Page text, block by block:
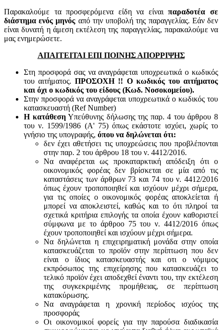
Παρακαλούμε τα προσφερόμενα είδη να είναιπαραδοτέα σε
διάστημα ενός μηνός από την υποβολή της παραγγελίας. Εάν δεν
είναι δυνατή η άμεση εκτέλεση της παραγγελίας, παρακαλούμε να
μας ενημερώσετε.
ΑΠΑΙΤΕΙΤΑΙ ΕΠΙ ΠΟΙΝΗΣ ΑΠΟΡΡΙΨΗΣ
Στη προσφορά σας να αναγράφεται υποχρεωτικά ο κωδικός
του αιτήματος.ΠΡΟΣΟΧΗ !! Ο κωδικός του αιτήματος
και όχι ο κωδικός του είδους (Κωδ. Νοσοκομείου).
Στην προσφορά να αναγράφεται υποχρεωτικά ο κωδικός του
κατασκευαστή (Ref Number)
Η κατάθεσηΥπεύθυνης δήλωσης της παρ. 4 του άρθρου 8
του ν. 1599/1986 (Α' 75) όπως εκάστοτε ισχύει, χωρίς το
γνήσιο της υπογραφής, όπου να δηλώνεται ότι:
δεν έχει αθετήσει τις υποχρεώσεις που προβλέπονται
στην παρ. 2 του άρθρου 18 του ν. 4412/2016.
Να αναφέρεται ως προκαταρκτική απόδειξη ότι ο
οικονομικός φορέας δεν βρίσκεται σε μία από τις
καταστάσεις των άρθρων 73 και 74 του ν. 4412/2016
όπως έχουν τροποποιηθεί και ισχύουν μέχρι σήμερα,
για τις οποίες ο οικονομικός φορέας αποκλείεται ή
μπορεί να αποκλειστεί, καθώς και το ότι πληροί τα
σχετικά κριτήρια επιλογής τα οποία έχουν καθοριστεί
σύμφωνα με τo άρθροo 75 του ν. 4412/2016 όπως
έχουν τροποποιηθεί και ισχύουν μέχρι σήμερα.
Να δηλώνεται η επιχειρηματική μονάδα στην οποία
κατασκευάζεται το προϊόν στην περίπτωση που δεν
είναι ο ίδιος κατασκευαστής και oτι ο νόμιμος
εκπρόσωπος της επιχείρησης που κατασκευάζει το
τελικό προϊόν έχει αποδεχθεί έναντι του, την εκτέλεση
της συγκεκριμένης προμήθειας, σε περίπτωση
κατακύρωσης.
Να αναγράφεται η χρονική περίοδος ισχύος της
προσφοράς
Οι οικονομικοί φορείς για την παρούσα διαδικασία